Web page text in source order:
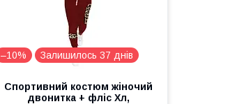
–10% Залишилось 37 днів
Спортивний костюм жіночий
двонитка + фліс Хл,